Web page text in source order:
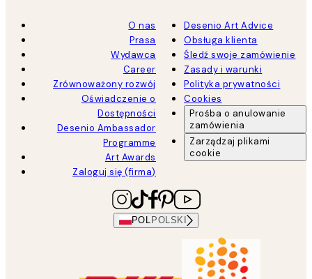
O nas
Prasa
Wydawca
Career
Zrównoważony rozwój
Oświadczenie o
Dostępności
Desenio Ambassador
Programme
Art Awards
Zaloguj się (firma)
Desenio Art Advice
Obsługa klienta
Śledź swoje zamówienie
Zasady i warunki
Polityka prywatności
Cookies
Prośba o anulowanie
zamówienia
Zarządzaj plikami
cookie
POL POLSKI